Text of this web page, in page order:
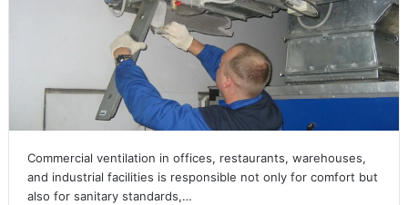
Commercial ventilation in offices, restaurants, warehouses,
and industrial facilities is responsible not only for comfort but
also for sanitary standards,…